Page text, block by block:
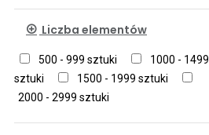
Liczba elementów
500 - 999 sztuki
1000 - 1499
sztuki
1500 - 1999 sztuki
2000 - 2999 sztuki